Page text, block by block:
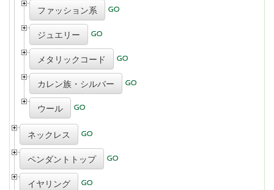
ファッション系
ジュエリー
メタリックコード
カレン族・シルバー
ウール
ネックレス
ペンダントトップ
イヤリング